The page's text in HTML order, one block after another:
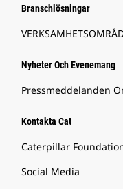
Branschlösningar
Nyheter Och Evenemang
Pressmeddelanden
Kontakta Cat
Caterpillar
Social Media